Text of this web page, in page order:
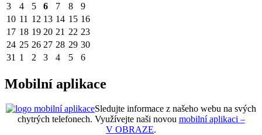
3
4 5 6 7 8
9
10 11 12 13 14 15 16
17 18 19 20 21 22 23
24 25 26 27 28 29 30
31 1 2 3 4 5 6
Mobilní aplikace
Sledujte informace z našeho webu na svých
chytrých telefonech. Využívejte naši novou mobilní aplikaci –
V OBRAZE.